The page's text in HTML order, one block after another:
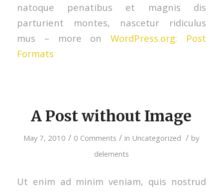
natoque penatibus et magnis dis
parturient montes, nascetur ridiculus
mus – more onWordPress.org: Post
Formats
A Post without Image
May 7, 2010 / 0 Comments / in Uncategorized / by
delements
Ut enim ad minim veniam, quis nostrud